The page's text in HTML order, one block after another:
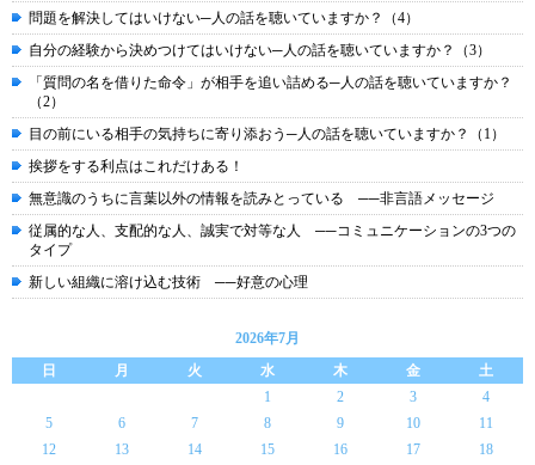
問題を解決してはいけない─人の話を聴いていますか？（4）
自分の経験から決めつけてはいけない─人の話を聴いていますか？（3）
「質問の名を借りた命令」が相手を追い詰める─人の話を聴いていますか？
（2）
目の前にいる相手の気持ちに寄り添おう─人の話を聴いていますか？（1）
挨拶をする利点はこれだけある！
無意識のうちに言葉以外の情報を読みとっている ──非言語メッセージ
従属的な人、支配的な人、誠実で対等な人 ──コミュニケーションの3つの
タイプ
新しい組織に溶け込む技術 ──好意の心理
2026年7月
日
月 火 水 木 金
土
1
2 3
4
5
6 7 8 9 10
11
12
13 14 15 16 17
18